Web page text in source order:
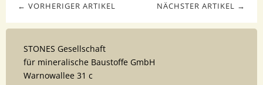
NÄCHSTER ARTIKEL →
← VORHERIGER ARTIKEL
STONES Gesellschaft
für mineralische Baustoffe GmbH
Warnowallee 31 c